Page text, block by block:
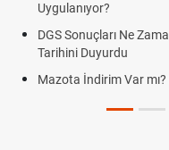
Uygulanıyor?
DGS Sonuçları Ne
Tarihini Duyurdu
Mazota İndirim Var